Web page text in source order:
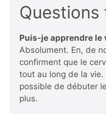
Questions
Puis-je apprendre le
Absolument. En, de
confirment que le
tout au long de la
possible de débuter
plus.